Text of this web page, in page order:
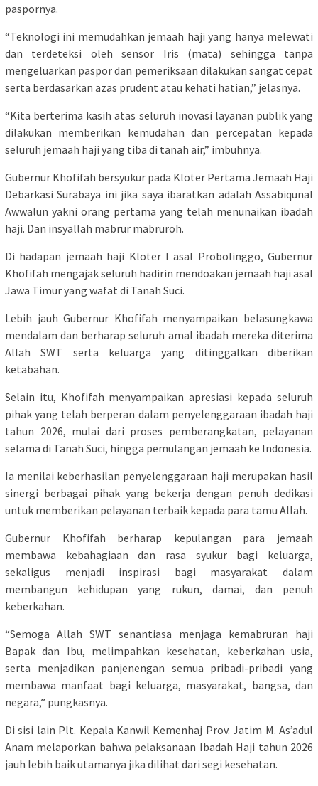
paspornya.
“Teknologi ini memudahkan jemaah haji yang hanya melewati
dan terdeteksi oleh sensor Iris (mata) sehingga tanpa
mengeluarkan paspor dan pemeriksaan dilakukan sangat cepat
serta berdasarkan azas prudent atau kehati hatian,” jelasnya.
“Kita berterima kasih atas seluruh inovasi layanan publik yang
dilakukan memberikan kemudahan dan percepatan kepada
seluruh jemaah haji yang tiba di tanah air,” imbuhnya.
Gubernur Khofifah bersyukur pada Kloter Pertama Jemaah Haji
Debarkasi Surabaya ini jika saya ibaratkan adalah Assabiqunal
Awwalun yakni orang pertama yang telah menunaikan ibadah
haji. Dan insyallah mabrur mabruroh.
Di hadapan jemaah haji Kloter I asal Probolinggo, Gubernur
Khofifah mengajak seluruh hadirin mendoakan jemaah haji asal
Jawa Timur yang wafat di Tanah Suci.
Lebih jauh Gubernur Khofifah menyampaikan belasungkawa
mendalam dan berharap seluruh amal ibadah mereka diterima
Allah SWT serta keluarga yang ditinggalkan diberikan
ketabahan.
Selain itu, Khofifah menyampaikan apresiasi kepada seluruh
pihak yang telah berperan dalam penyelenggaraan ibadah haji
tahun 2026, mulai dari proses pemberangkatan, pelayanan
selama di Tanah Suci, hingga pemulangan jemaah ke Indonesia.
Ia menilai keberhasilan penyelenggaraan haji merupakan hasil
sinergi berbagai pihak yang bekerja dengan penuh dedikasi
untuk memberikan pelayanan terbaik kepada para tamu Allah.
Gubernur Khofifah berharap kepulangan para jemaah
membawa kebahagiaan dan rasa syukur bagi keluarga,
sekaligus menjadi inspirasi bagi masyarakat dalam
membangun kehidupan yang rukun, damai, dan penuh
keberkahan.
“Semoga Allah SWT senantiasa menjaga kemabruran haji
Bapak dan Ibu, melimpahkan kesehatan, keberkahan usia,
serta menjadikan panjenengan semua pribadi-pribadi yang
membawa manfaat bagi keluarga, masyarakat, bangsa, dan
negara,” pungkasnya.
Di sisi lain Plt. Kepala Kanwil Kemenhaj Prov. Jatim M. As’adul
Anam melaporkan bahwa pelaksanaan Ibadah Haji tahun 2026
jauh lebih baik utamanya jika dilihat dari segi kesehatan.